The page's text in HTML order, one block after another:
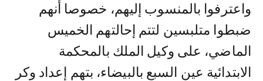
واعترفوا بالمنسوب إليهم، خصوصا أنهم
ضبطوا متلبسين لتتم إحالتهم الخميس
الماضي، على وكيل الملك بالمحكمة
الابتدائية عين السبع بالبيضاء، بتهم إعداد وكر